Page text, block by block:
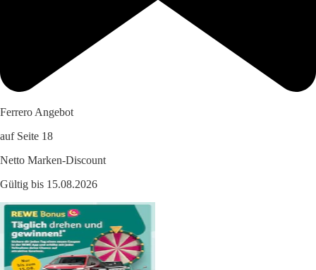
Ferrero Angebot
auf Seite 18
Netto Marken-Discount
Gültig bis 15.08.2026